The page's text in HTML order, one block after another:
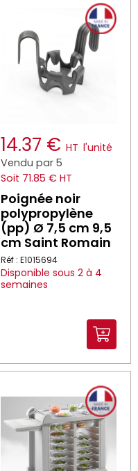
14.37 € HT l'unité
Vendu par 5
Soit 71.85 € HT
Poignée noir
polypropylène
(pp) Ø 7,5 cm 9,5
cm Saint Romain
Réf : E1015694
Disponible sous 2 à 4
semaines